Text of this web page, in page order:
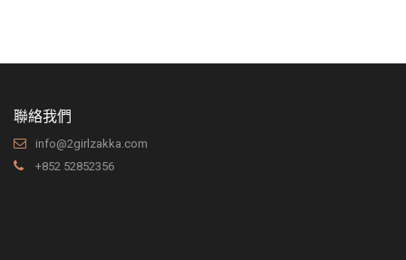
聯絡我們
info@2girlzakka.com
+852 52852356